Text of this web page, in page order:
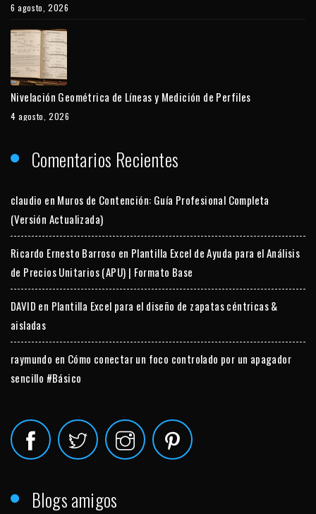
6 agosto, 2026
Nivelación Geométrica de Líneas y Medición de Perfiles
4 agosto, 2026
Comentarios Recientes
claudio en Muros de Contención: Guía Profesional Completa
(Versión Actualizada)
Ricardo Ernesto Barroso en Plantilla Excel de Ayuda para el Análisis
de Precios Unitarios (APU) | Formato Base
DAVID en Plantilla Excel para el diseño de zapatas céntricas &
aisladas
raymundo en Cómo conectar un foco controlado por un apagador
sencillo #Básico
Blogs amigos